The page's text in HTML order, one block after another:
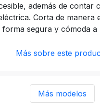
además de contar
Corta de manera
forma segura y cómoda a
Más sobre este
Más modelos